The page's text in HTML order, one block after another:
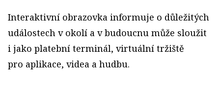
Interaktivní obrazovka informuje o důležitých
událostech v okolí a v budoucnu může sloužit
i jako platební terminál, virtuální tržiště
pro aplikace, videa a hudbu.